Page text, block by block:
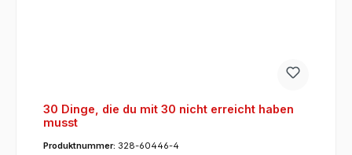
30 Dinge, die du mit 30 nicht erreicht haben
musst
Produktnummer: 328-60446-4